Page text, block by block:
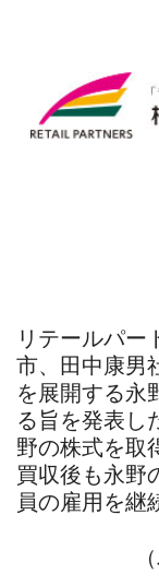
リテールパー
市、田中康男
を展開する永
る旨を発表し
野の株式を取
買収後も永野
員の雇用を継